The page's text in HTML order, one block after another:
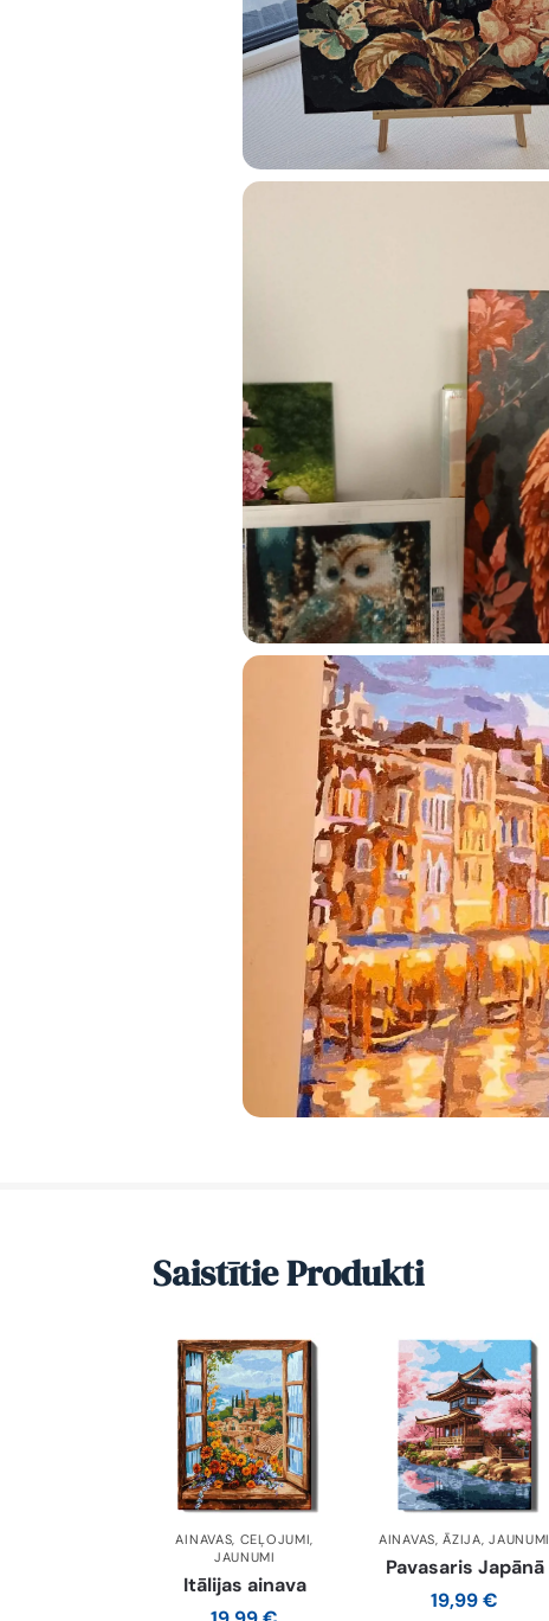
Saistītie Produkti
AINAVAS, CEĻOJUMI,
JAUNUMI
Itālijas ainava
AINAVAS,ĀZIJA,JAUNUMI
Pavasaris Japānā
19,99€